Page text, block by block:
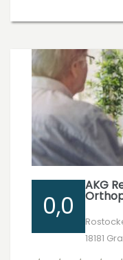
0,0
AKG
18181